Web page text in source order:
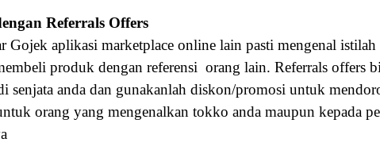
Referrals Offers
Gojek aplikasi marketplace online lain pasti mengenal
produk dengan referensi orang lain. Referrals offers
senjata anda dan gunakanlah diskon/promosi untuk
orang yang mengenalkan tokko anda maupun kepada